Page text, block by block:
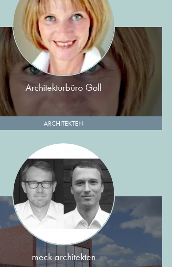
Architekturbüro Goll
ARCHITEKTEN
meck architekten